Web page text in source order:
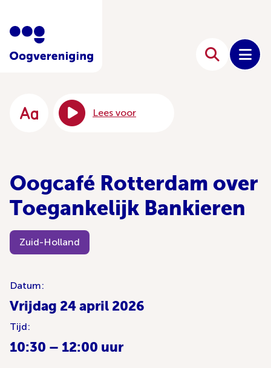
Lees voor
Oogcafé Rotterdam over
Toegankelijk Bankieren
Zuid-Holland
Datum:
Vrijdag 24 april 2026
Tijd:
10:30 – 12:00 uur